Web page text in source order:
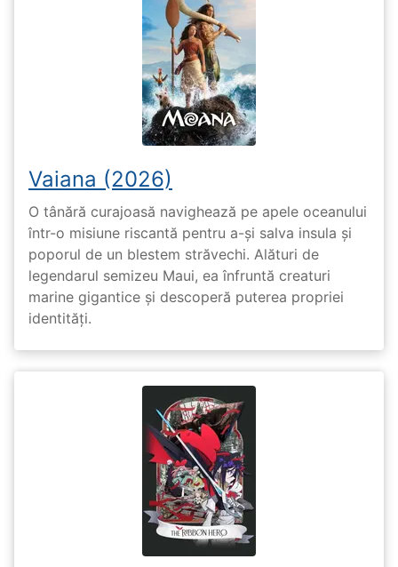
Vaiana (2026)
O tânără curajoasă navighează pe apele oceanului
într-o misiune riscantă pentru a-și salva insula și
poporul de un blestem străvechi. Alături de
legendarul semizeu Maui, ea înfruntă creaturi
marine gigantice și descoperă puterea propriei
identități.